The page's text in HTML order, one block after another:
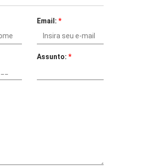
Email: *
Assunto: *